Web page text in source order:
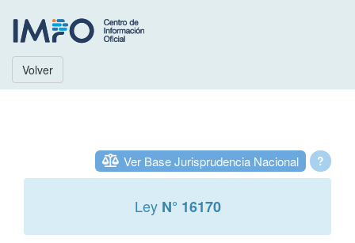
Volver
?
Ver Base Jurisprudencia Nacional
Ley N° 16170